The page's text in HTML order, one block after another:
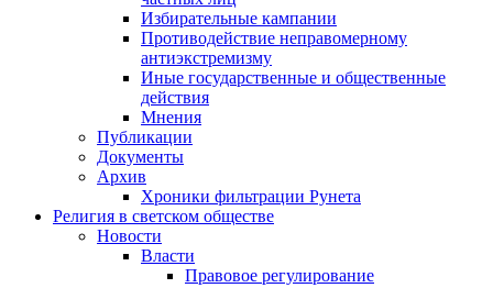
Избирательные кампании
Противодействие неправомерному
антиэкстремизму
Иные государственные и общественные
действия
Мнения
Публикации
Документы
Архив
Хроники фильтрации Рунета
Религия в светском обществе
Новости
Власти
Правовое регулирование